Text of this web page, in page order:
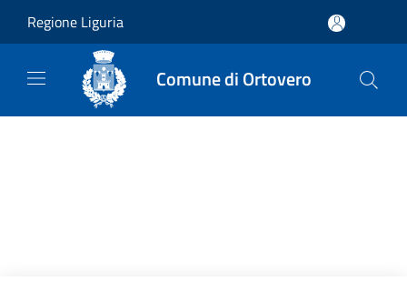
Regione Liguria
Comune di Ortovero